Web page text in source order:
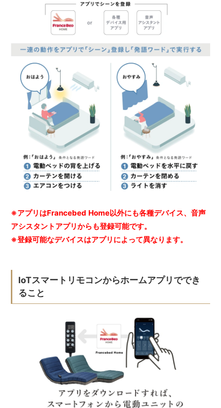
※アプリはFrancebed Home以外にも各種デバイス、音声
アシスタントアプリからも登録可能です。
※登録可能なデバイスはアプリによって異なります。
IoTスマートリモコンからホームアプリででき
ること